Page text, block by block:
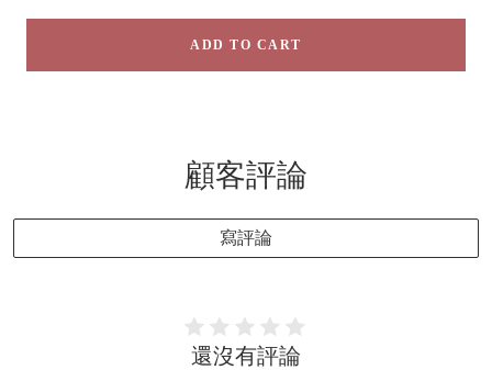
ADD TO CART
顧客評論
寫評論
還沒有評論